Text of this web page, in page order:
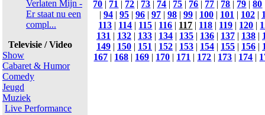
Verlaten Mijn -
Er staat nu een
compl...
Televisie / Video
Show
Cabaret & Humor
Comedy
Jeugd
Muziek
Live Performance
70 | 71 | 72 | 73 | 74 | 75 | 76 | 77 | 78 | 79 |80
| 94 | 95 | 96 | 97 | 98 | 99 | 100 | 101 | 102 |
113 | 114 | 115 | 116 | 117 | 118 | 119 | 120 |
131 | 132 | 133 | 134 | 135 | 136 | 137 | 138 |
149 | 150 | 151 | 152 | 153 | 154 | 155 | 156 |
167 | 168 | 169 | 170 | 171 | 172 | 173 | 174 |